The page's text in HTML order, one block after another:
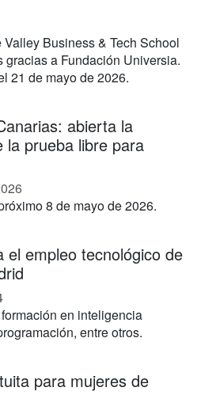
Business & Tech School
gracias a Fundación Universia.
21 de mayo de 2026.
abierta la
la prueba libre para
8 de mayo de 2026.
el empleo tecnológico de
en inteligencia
entre otros.
para mujeres de